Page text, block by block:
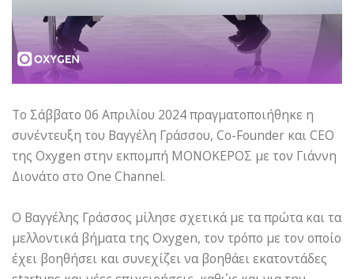
Το Σάββατο 06 Απριλίου 2024 πραγματοποιήθηκε η
συνέντευξη του Βαγγέλη Γράσσου, Co-Founder και CEO
της Oxygen στην εκπομπή ΜΟΝΟΚΕΡΟΣ με τον Γιάννη
Διονάτο στο One Channel.
Ο Βαγγέλης Γράσσος μίλησε σχετικά με τα πρώτα και τα
μελλοντικά βήματα της Oxygen, τον τρόπο με τον οποίο
έχει βοηθήσει και συνεχίζει να βοηθάει εκατοντάδες